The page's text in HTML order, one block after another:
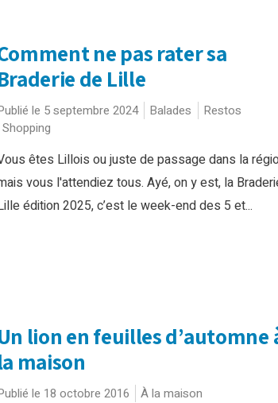
ne pas rater sa
de Lille
le 5 septembre 2024 Balades
Restos
Shopping
êtes Lillois ou juste de passage dans la
vous l'attendiez tous. Ayé, on y est, la
édition 2025, c’est le week-end des 5 et...
lion en feuilles d’automne
maison
le 18 octobre 2016 À la maison